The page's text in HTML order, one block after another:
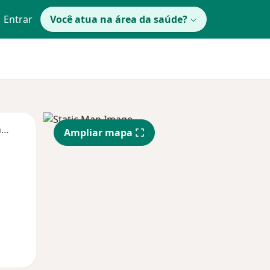
Entrar Você atua na área da saúde?
Segunda-feira Qua
12 Ago
Qui,
13 Ago
Ampliar mapa